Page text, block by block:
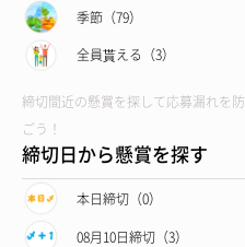
季節（79）
全員貰える（3）
締切間近の懸賞を探して応募漏れを防
ごう！
締切日から懸賞を探す
本日締切（0）
08月10日締切（3）